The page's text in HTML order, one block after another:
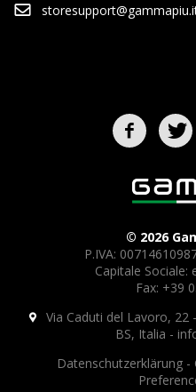
© 2026
P.IVA:
Capitale Sociale:
Fax: +39
Via Caduti del Lavoro, 22
BS, Italia -
Datenschutzerklärung -